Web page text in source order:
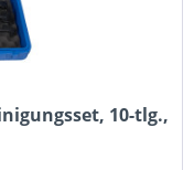
10-tlg.,